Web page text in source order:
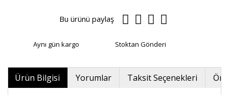
Bu ürünü paylaş
Aynı gün kargo Stoktan Gönderi
Ürün Bilgisi Yorumlar Taksit Seçenekleri